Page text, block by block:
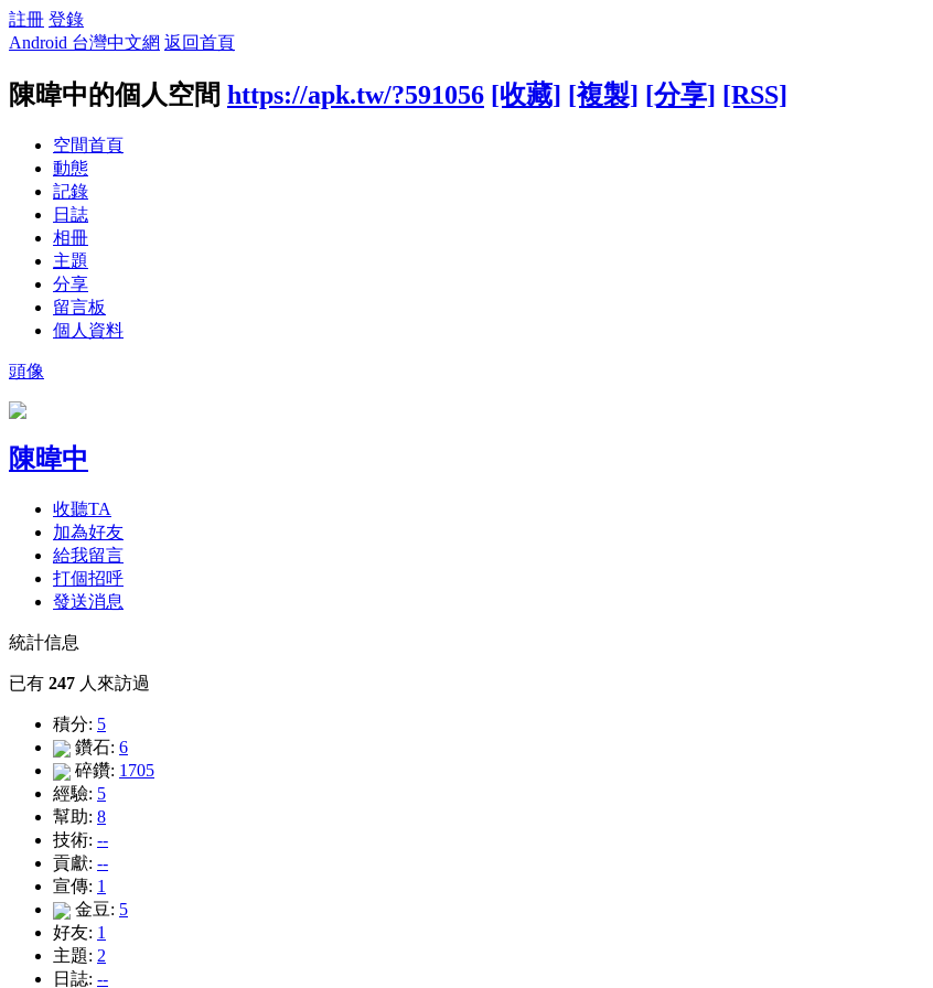
註冊 登錄
Android 台灣中文網 返回首頁
陳暐中的個人空間 https://apk.tw/?591056 [收藏] [複製] [分享] [RSS]
空間首頁
動態
記錄
日誌
相冊
主題
分享
留言板
個人資料
頭像
陳暐中
收聽TA
加為好友
給我留言
打個招呼
發送消息
統計信息
已有 247 人來訪過
積分: 5
鑽石: 6
碎鑽: 1705
經驗: 5
幫助: 8
技術: --
貢獻: --
宣傳: 1
金豆: 5
好友: 1
主題: 2
日誌: --